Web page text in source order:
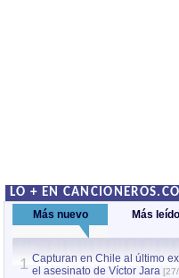
LO + EN
Más nuevo Más leído
1 Capturan en Chile al último
el asesinato de Víctor Jara